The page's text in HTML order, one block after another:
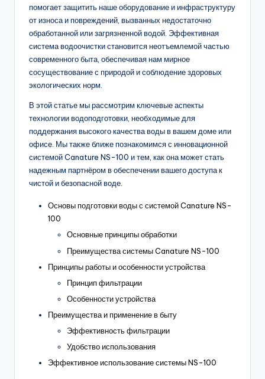
помогает защитить наше оборудование и инфраструктуру
от износа и повреждений, вызванных недостаточно
обработанной или загрязненной водой. Эффективная
система водоочистки становится неотъемлемой частью
современного быта, обеспечивая нам мирное
сосуществование с природой и соблюдение здоровых
экологических норм.
В этой статье мы рассмотрим ключевые аспекты
технологии водоподготовки, необходимые для
поддержания высокого качества воды в вашем доме или
офисе. Мы также ближе познакомимся с инновационной
системой Canature NS-100 и тем, как она может стать
надежным партнёром в обеспечении вашего доступа к
чистой и безопасной воде.
Основы подготовки воды с системой Canature NS-
100
Основные принципы обработки
Преимущества системы Canature NS-100
Принципы работы и особенности устройства
Принцип фильтрации
Особенности устройства
Преимущества и применение в быту
Эффективность фильтрации
Удобство использования
Эффективное использование системы NS-100